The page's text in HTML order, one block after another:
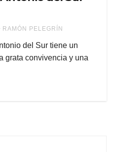
RAMÓN PELEGRÍN
del Sur tiene un
grata convivencia y una